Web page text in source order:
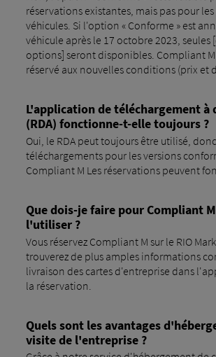
réservations existantes, mais pas pour
véhicules. Si l'option « Conforme » est
véhicule après le 17 octobre 2023, seules
options] seront disponibles. Compliant
réservé aux nouvelles conditions (prix et
L'application de téléchargement à
(RDA) fonctionne-t-elle toujours ?
Oui, le RDA peut toujours être utilisé,
téléchargements pour les versions
Compliant M Les réservations peuvent
Que dois-je faire pour Compliant
l'utiliser ?
Vous réservez Compliant M sur le RIO
trouverez de plus amples informations
livraison des cartes d'entreprise dans
la réservation.
Quels sont les avantages
visite de l'entreprise ?